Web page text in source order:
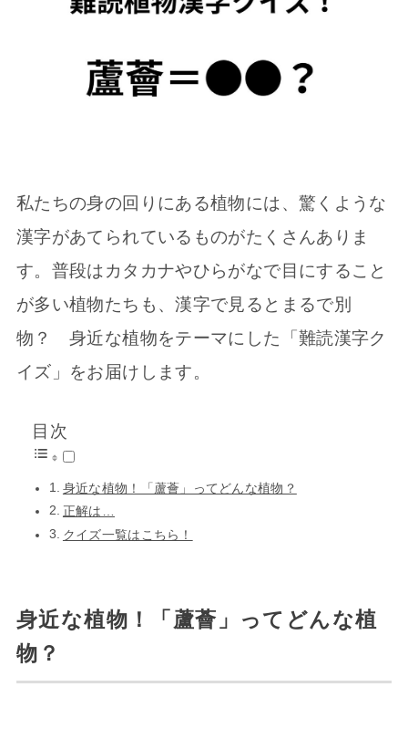
私たちの身の回りにある植物には、驚くような
漢字があてられているものがたくさんありま
す。普段はカタカナやひらがなで目にすること
が多い植物たちも、漢字で見るとまるで別
物？ 身近な植物をテーマにした「難読漢字ク
イズ」をお届けします。
目次
身近な植物！「蘆薈」ってどんな植物？
正解は…
クイズ一覧はこちら！
身近な植物！「蘆薈」ってどんな植
物？